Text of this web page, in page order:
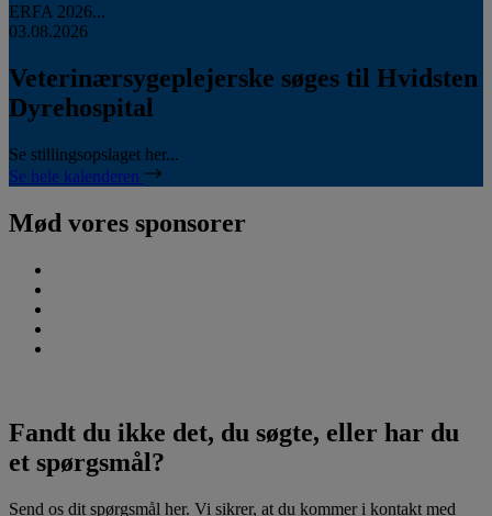
ERFA 2026...
03.08.2026
Veterinærsygeplejerske søges til Hvidsten
Dyrehospital
Se stillingsopslaget her...
Se hele kalenderen
Mød vores sponsorer
Fandt du ikke det, du søgte, eller har du
et spørgsmål?
Send os dit spørgsmål her. Vi sikrer, at du kommer i kontakt med